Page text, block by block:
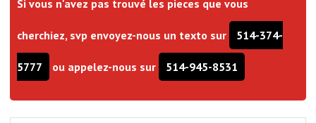
Si vous n'avez pas trouvé les pieces que vous
cherchiez, svp envoyez-nous un texto sur 514-374-
5777 ou appelez-nous sur 514-945-8531